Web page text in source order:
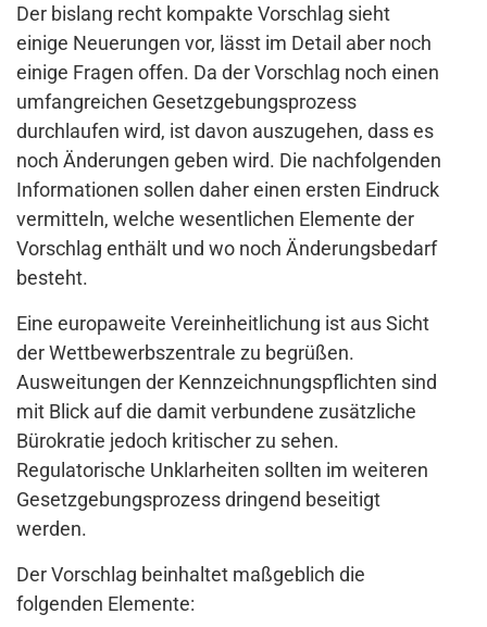
Der bislang recht kompakte Vorschlag sieht
einige Neuerungen vor, lässt im Detail aber noch
einige Fragen offen. Da der Vorschlag noch einen
umfangreichen Gesetzgebungsprozess
durchlaufen wird, ist davon auszugehen, dass es
noch Änderungen geben wird. Die nachfolgenden
Informationen sollen daher einen ersten Eindruck
vermitteln, welche wesentlichen Elemente der
Vorschlag enthält und wo noch Änderungsbedarf
besteht.
Eine europaweite Vereinheitlichung ist aus Sicht
der Wettbewerbszentrale zu begrüßen.
Ausweitungen der Kennzeichnungspflichten sind
mit Blick auf die damit verbundene zusätzliche
Bürokratie jedoch kritischer zu sehen.
Regulatorische Unklarheiten sollten im weiteren
Gesetzgebungsprozess dringend beseitigt
werden.
Der Vorschlag beinhaltet maßgeblich die
folgenden Elemente: